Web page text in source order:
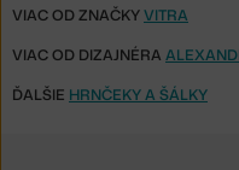
VIAC OD ZNAČKYVITRA
VIAC OD DIZAJNÉRA
ĎALŠIE HRNČEKY A ŠÁLKY